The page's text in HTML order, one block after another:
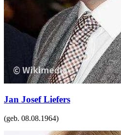
Jan Josef Liefers
(geb. 08.08.1964)